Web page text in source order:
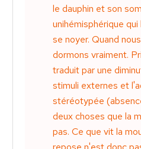
le dauphin et son
unihémisphérique
se noyer. Quand
dormons vraiment.
traduit par une
stimuli externes et
stéréotypée
deux choses que la
pas. Ce que vit la